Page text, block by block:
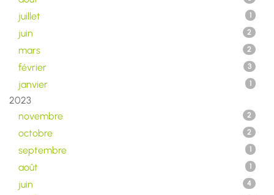
juillet 1
juin 2
mars 2
février 3
janvier 1
2023
novembre
2
octobre 2
septembre 1
août 1
juin 4